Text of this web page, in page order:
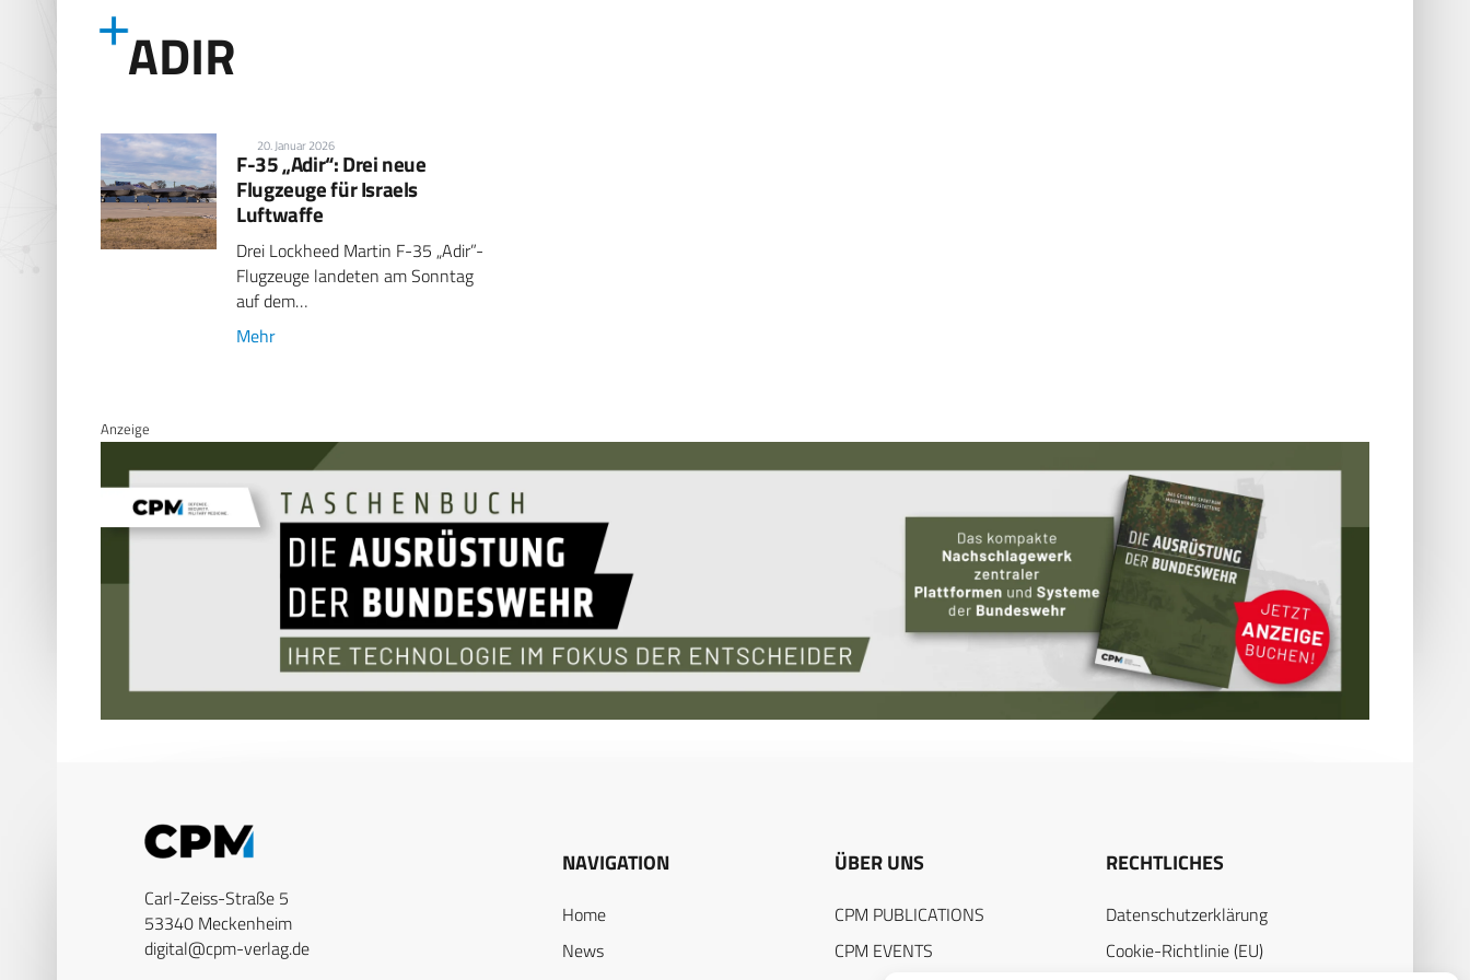
ADIR
20. Januar 2026
F-35 „Adir“: Drei neue
Flugzeuge für Israels
Luftwaffe
Drei Lockheed Martin F-35 „Adir”-
Flugzeuge landeten am Sonntag
auf dem…
Mehr
Anzeige
Carl-Zeiss-Straße 5
53340 Meckenheim
digital@cpm-verlag.de
NAVIGATION
Home
News
ÜBER UNS
CPM PUBLICATIONS
CPM EVENTS
RECHTLICHES
Datenschutzerklärung
Cookie-Richtlinie (EU)